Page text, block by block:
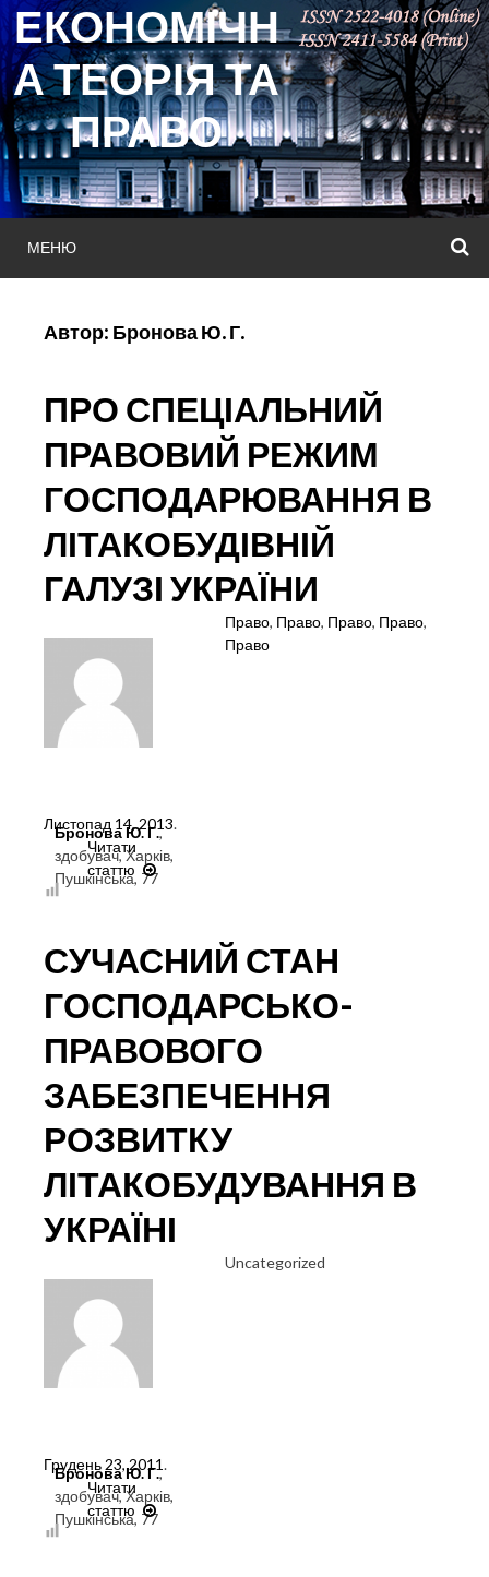
Skip
to
content
ЕКОНОМІЧН
А ТЕОРІЯ ТА
ПРАВО
МЕНЮ
Автор: Бронова Ю. Г.
ПРО СПЕЦІАЛЬНИЙ
ПРАВОВИЙ РЕЖИМ
ГОСПОДАРЮВАННЯ В
ЛІТАКОБУДІВНІЙ
ГАЛУЗІ УКРАЇНИ
Право, Право, Право, Право,
Право
Бронова Ю. Г.,
здобувач, Харків,
Пушкінська, 77
Листопад 14, 2013.
Читати
статтю
ПРО
ГОСПОДАРЮВАННЯ
ЛІТАКОБУДІВНІЙ
ГАЛУЗІ
УКРАЇНИ
СУЧАСНИЙ СТАН
ГОСПОДАРСЬКО-
ПРАВОВОГО
ЗАБЕЗПЕЧЕННЯ
РОЗВИТКУ
ЛІТАКОБУДУВАННЯ В
УКРАЇНІ
Uncategorized
Бронова Ю. Г.,
здобувач, Харків,
Пушкінська, 77
Грудень 23, 2011.
Читати
статтю
СУЧАСНИЙ